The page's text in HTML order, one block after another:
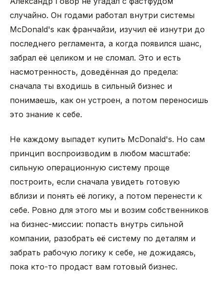
случайно. Он годами работал внутри системы
McDonald's как франчайзи, изучил её изнутри до
последнего регламента, а когда появился шанс,
забрал её целиком и не сломал. Это и есть
насмотренность, доведённая до предела:
сначала ты входишь в сильный бизнес и
понимаешь, как он устроен, а потом переносишь
это знание к себе.
Не каждому выпадет купить McDonald's. Но сам
принцип воспроизводим в любом масштабе:
сильную операционную систему проще
построить, если сначала увидеть готовую
вблизи и понять её логику, а потом перенести к
себе. Ровно для этого мы и возим собственников
на бизнес-миссии: попасть внутрь сильной
компании, разобрать её систему по деталям и
забрать рабочую логику к себе, не дожидаясь,
пока кто-то продаст вам готовый бизнес.